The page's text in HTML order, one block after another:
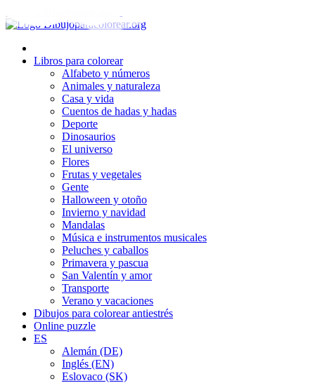
al
Libros para colorear
Alfabeto y números
Animales y naturaleza
Casa y vida
Cuentos de hadas y hadas
Deporte
Dinosaurios
El universo
Flores
Frutas y vegetales
Gente
Halloween y otoño
Invierno y navidad
Mandalas
Música e instrumentos musicales
Peluches y caballos
Primavera y pascua
San Valentín y amor
Transporte
Verano y vacaciones
Dibujos para colorear antiestrés
Online puzzle
ES
Alemán (DE)
Inglés (EN)
Eslovaco (SK)